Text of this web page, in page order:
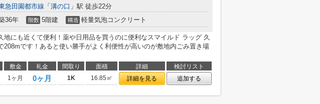
急田園都市線 「 溝の口 」駅 徒歩22分
36年 階数 5階建 構造 軽量気泡コンクリート
地にも近くて便利！薬や日用品を買うのに便利なスマイルド ラッグ 久
208mです！あると使い勝手がよく利便性が高いのが敷地内ごみ置き場
敷金 礼金 間取り 面積 詳細
検討リスト
1ヶ月 0ヶ月 1K 16.85㎡ 詳細を見る 追加する